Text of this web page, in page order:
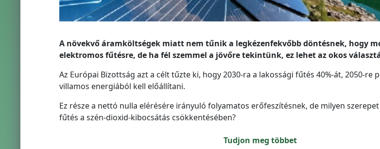
A növekvő áramköltségek miatt nem tűnik a legkézenfekvőbb döntésnek, hogy
elektromos fűtésre, de ha fél szemmel a jövőre tekintünk, ez lehet az okos
Az Európai Bizottság azt a célt tűzte ki, hogy 2030-ra a lakossági fűtés 40%-át, 2050-re
villamos energiából kell előállítani.
Ez része a nettó nulla elérésére irányuló folyamatos erőfeszítésnek, de milyen
fűtés a szén-dioxid-kibocsátás csökkentésében?
Tudjon meg többet